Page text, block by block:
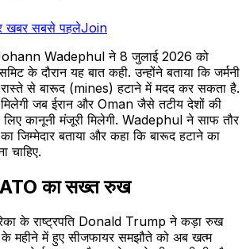
खबर सबसे पहलेJoin
Johann Wadephul ने 8 जुलाई 2026 को
के दौरान यह बात कही. उन्होंने बताया कि जर्मनी
से बारूद (mines) हटाने में मदद कर सकता है.
मिलेगी जब ईरान और Oman जैसे तटीय देशों की
कानूनी मंजूरी मिलेगी. Wadephul ने साफ तौर
जिम्मेदार बताया और कहा कि बारूद हटाने का
चाहिए.
का सख्त रुख
के राष्ट्रपति Donald Trump ने कड़ा रुख
के महीने में हुए सीजफायर समझौते को अब खत्म